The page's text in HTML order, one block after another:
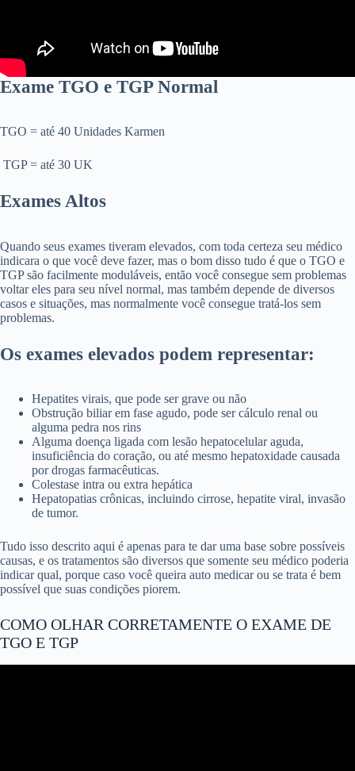
Exame TGO e TGP Normal
TGO = até 40 Unidades Karmen
TGP = até 30 UK
Exames Altos
Quando seus exames tiveram elevados, com toda certeza seu médico
indicara o que você deve fazer, mas o bom disso tudo é que o TGO e
TGP são facilmente moduláveis, então você consegue sem problemas
voltar eles para seu nível normal, mas também depende de diversos
casos e situações, mas normalmente você consegue tratá-los sem
problemas.
Os exames elevados podem representar:
Hepatites virais, que pode ser grave ou não
Obstrução biliar em fase agudo, pode ser cálculo renal ou
alguma pedra nos rins
Alguma doença ligada com lesão hepatocelular aguda,
insuficiência do coração, ou até mesmo hepatoxidade causada
por drogas farmacêuticas.
Colestase intra ou extra hepática
Hepatopatias crônicas, incluindo cirrose, hepatite viral, invasão
de tumor.
Tudo isso descrito aqui é apenas para te dar uma base sobre possíveis
causas, e os tratamentos são diversos que somente seu médico poderia
indicar qual, porque caso você queira auto medicar ou se trata é bem
possível que suas condições piorem.
COMO OLHAR CORRETAMENTE O EXAME DE
TGO E TGP